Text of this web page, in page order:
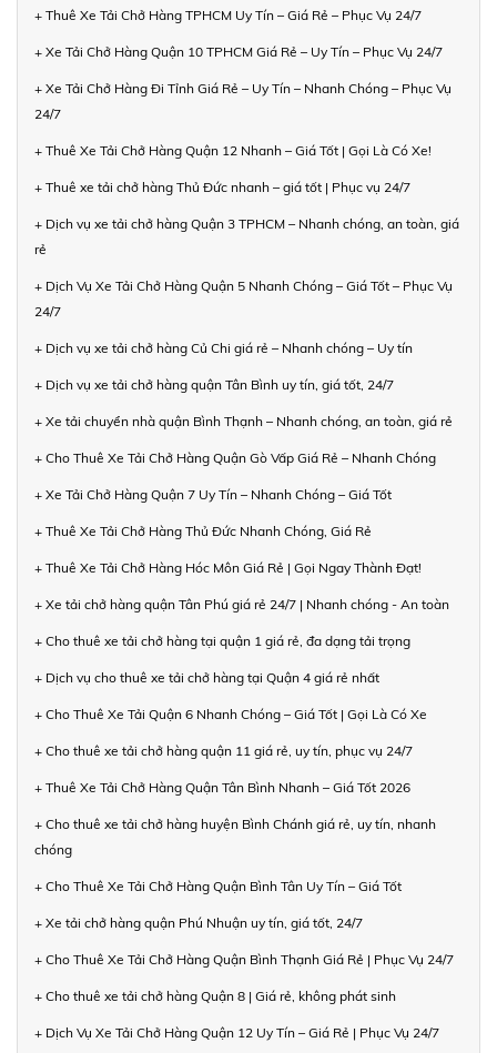
+ Thuê Xe Tải Chở Hàng TPHCM Uy Tín – Giá Rẻ – Phục Vụ 24/7
+ Xe Tải Chở Hàng Quận 10 TPHCM Giá Rẻ – Uy Tín – Phục Vụ 24/7
+ Xe Tải Chở Hàng Đi Tỉnh Giá Rẻ – Uy Tín – Nhanh Chóng – Phục Vụ
24/7
+ Thuê Xe Tải Chở Hàng Quận 12 Nhanh – Giá Tốt | Gọi Là Có Xe!
+ Thuê xe tải chở hàng Thủ Đức nhanh – giá tốt | Phục vụ 24/7
+ Dịch vụ xe tải chở hàng Quận 3 TPHCM – Nhanh chóng, an toàn, giá
rẻ
+ Dịch Vụ Xe Tải Chở Hàng Quận 5 Nhanh Chóng – Giá Tốt – Phục Vụ
24/7
+ Dịch vụ xe tải chở hàng Củ Chi giá rẻ – Nhanh chóng – Uy tín
+ Dịch vụ xe tải chở hàng quận Tân Bình uy tín, giá tốt, 24/7
+ Xe tải chuyển nhà quận Bình Thạnh – Nhanh chóng, an toàn, giá rẻ
+ Cho Thuê Xe Tải Chở Hàng Quận Gò Vấp Giá Rẻ – Nhanh Chóng
+ Xe Tải Chở Hàng Quận 7 Uy Tín – Nhanh Chóng – Giá Tốt
+ Thuê Xe Tải Chở Hàng Thủ Đức Nhanh Chóng, Giá Rẻ
+ Thuê Xe Tải Chở Hàng Hóc Môn Giá Rẻ | Gọi Ngay Thành Đạt!
+ Xe tải chở hàng quận Tân Phú giá rẻ 24/7 | Nhanh chóng - An toàn
+ Cho thuê xe tải chở hàng tại quận 1 giá rẻ, đa dạng tải trọng
+ Dịch vụ cho thuê xe tải chở hàng tại Quận 4 giá rẻ nhất
+ Cho Thuê Xe Tải Quận 6 Nhanh Chóng – Giá Tốt | Gọi Là Có Xe
+ Cho thuê xe tải chở hàng quận 11 giá rẻ, uy tín, phục vụ 24/7
+ Thuê Xe Tải Chở Hàng Quận Tân Bình Nhanh – Giá Tốt 2026
+ Cho thuê xe tải chở hàng huyện Bình Chánh giá rẻ, uy tín, nhanh
chóng
+ Cho Thuê Xe Tải Chở Hàng Quận Bình Tân Uy Tín – Giá Tốt
+ Xe tải chở hàng quận Phú Nhuận uy tín, giá tốt, 24/7
+ Cho Thuê Xe Tải Chở Hàng Quận Bình Thạnh Giá Rẻ | Phục Vụ 24/7
+ Cho thuê xe tải chở hàng Quận 8 | Giá rẻ, không phát sinh
+ Dịch Vụ Xe Tải Chở Hàng Quận 12 Uy Tín – Giá Rẻ | Phục Vụ 24/7